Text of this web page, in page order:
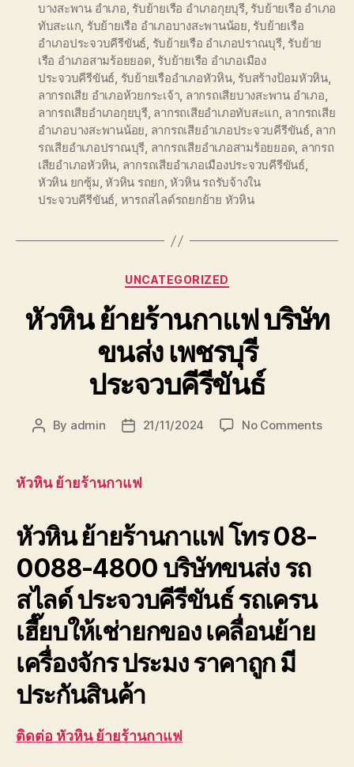
บางสะพาน อำเภอ, รับย้ายเรือ อำเภอกุยบุรี, รับย้ายเรือ อำเภอ
ทับสะแก, รับย้ายเรือ อำเภอบางสะพานน้อย, รับย้ายเรือ
อำเภอประจวบคีรีขันธ์, รับย้ายเรือ อำเภอปราณบุรี, รับย้าย
เรือ อำเภอสามร้อยยอด, รับย้ายเรือ อำเภอเมือง
ประจวบคีรีขันธ์, รับย้ายเรืออำเภอหัวหิน, รับสร้างป้อมหัวหิน,
ลากรถเสีย อำเภอห้วยกระเจ้า, ลากรถเสียบางสะพาน อำเภอ,
ลากรถเสียอำเภอกุยบุรี, ลากรถเสียอำเภอทับสะแก, ลากรถเสีย
อำเภอบางสะพานน้อย, ลากรถเสียอำเภอประจวบคีรีขันธ์, ลาก
รถเสียอำเภอปราณบุรี, ลากรถเสียอำเภอสามร้อยยอด, ลากรถ
เสียอำเภอหัวหิน, ลากรถเสียอำเภอเมืองประจวบคีรีขันธ์,
หัวหิน ยกซุ้ม,หัวหิน รถยก,หัวหิน รถรับจ้างใน
ประจวบคีรีขันธ์, หารถสไลด์รถยกย้าย หัวหิน
Categories
UNCATEGORIZED
หัวหิน ย้ายร้านกาแฟ บริษัท
ขนส่ง เพชรบุรี
ประจวบคีรีขันธ์
Post
By admin
Post21/11/2024 No Commentson
หัวหิน ย้ายร้านกาแฟ
หัวหิน ย้ายร้านกาแฟ โทร 08-
0088-4800 บริษัทขนส่ง รถ
สไลด์ ประจวบคีรีขันธ์ รถเครน
เฮี๊ยบให้เช่ายกของ เคลื่อนย้าย
เครื่องจักร ประมง ราคาถูก มี
ประกันสินค้า
ติดต่อ หัวหิน ย้ายร้านกาแฟ